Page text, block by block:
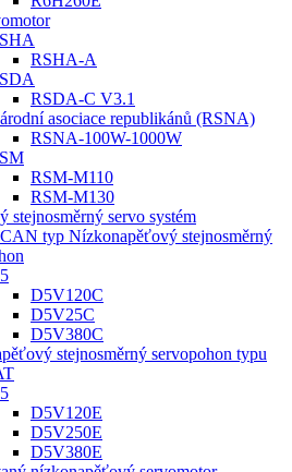
RSHA-A
RSDA-C V3.1
asociace republikánů (RSNA)
RSNA-100W-1000W
RSM-M110
RSM-M130
stejnosměrný servo systém
typ Nízkonapěťový stejnosměrný
D5V120C
D5V25C
D5V380C
stejnosměrný servopohon typu
D5V120E
D5V250E
D5V380E